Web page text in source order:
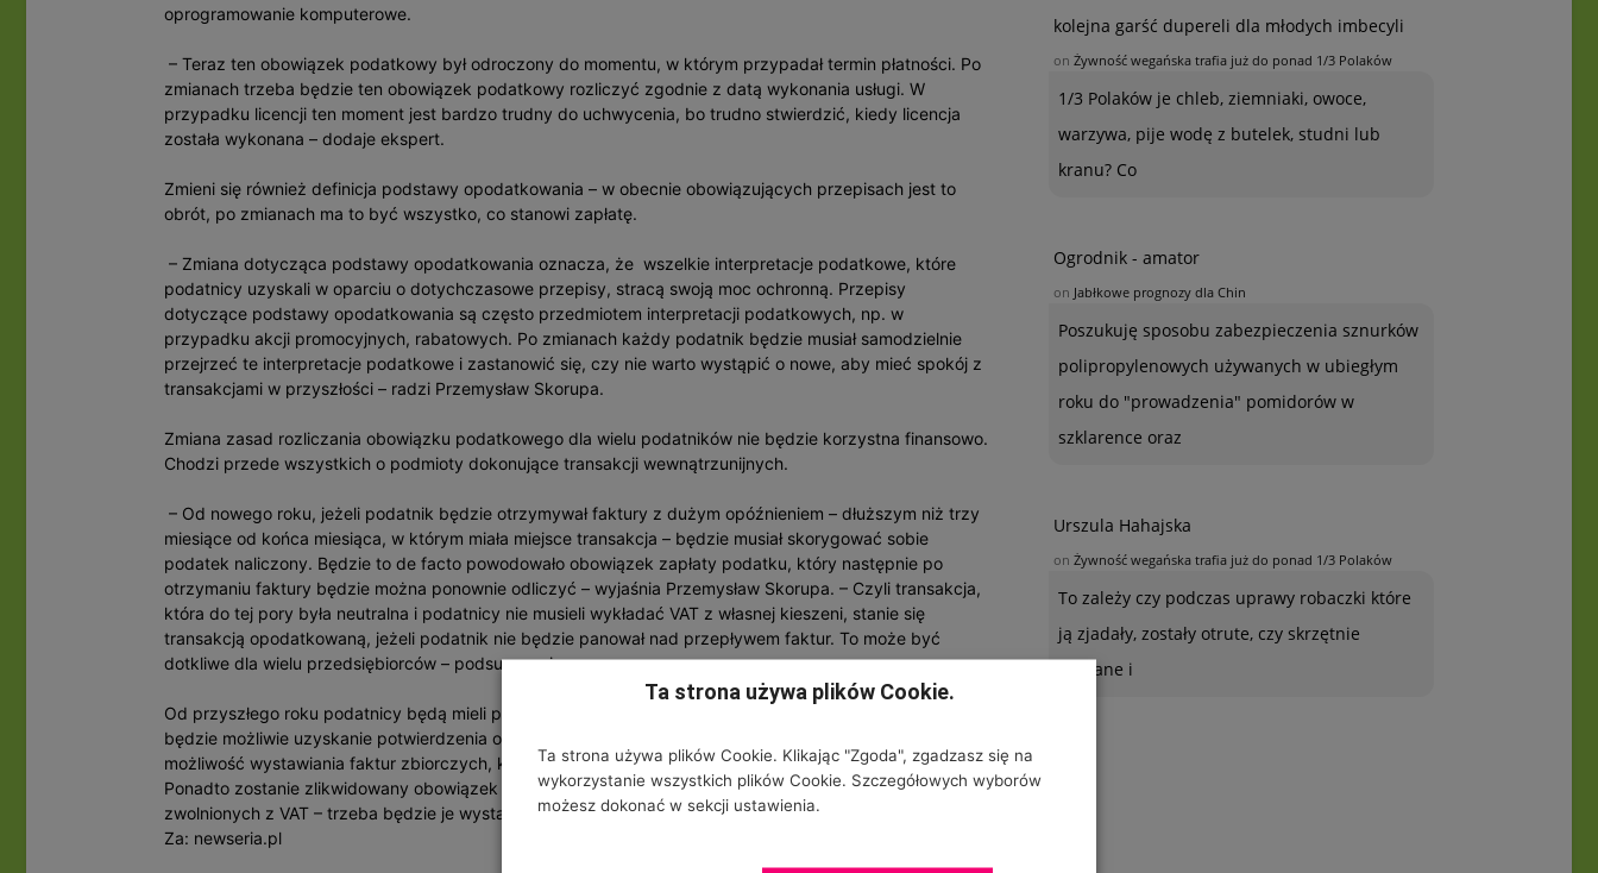
oprogramowanie komputerowe.
– Teraz ten obowiązek podatkowy był odroczony do momentu, w którym przypadał termin płatności. Po
zmianach trzeba będzie ten obowiązek podatkowy rozliczyć zgodnie z datą wykonania usługi. W
przypadku licencji ten moment jest bardzo trudny do uchwycenia, bo trudno stwierdzić, kiedy licencja
została wykonana – dodaje ekspert.
Zmieni się również definicja podstawy opodatkowania – w obecnie obowiązujących przepisach jest to
obrót, po zmianach ma to być wszystko, co stanowi zapłatę.
– Zmiana dotycząca podstawy opodatkowania oznacza, że wszelkie interpretacje podatkowe, które
podatnicy uzyskali w oparciu o dotychczasowe przepisy, stracą swoją moc ochronną. Przepisy
dotyczące podstawy opodatkowania są często przedmiotem interpretacji podatkowych, np. w
przypadku akcji promocyjnych, rabatowych. Po zmianach każdy podatnik będzie musiał samodzielnie
przejrzeć te interpretacje podatkowe i zastanowić się, czy nie warto wystąpić o nowe, aby mieć spokój z
transakcjami w przyszłości – radzi Przemysław Skorupa.
Zmiana zasad rozliczania obowiązku podatkowego dla wielu podatników nie będzie korzystna finansowo.
Chodzi przede wszystkich o podmioty dokonujące transakcji wewnątrzunijnych.
– Od nowego roku, jeżeli podatnik będzie otrzymywał faktury z dużym opóźnieniem – dłuższym niż trzy
miesiące od końca miesiąca, w którym miała miejsce transakcja – będzie musiał skorygować sobie
podatek naliczony. Będzie to de facto powodowało obowiązek zapłaty podatku, który następnie po
otrzymaniu faktury będzie można ponownie odliczyć – wyjaśnia Przemysław Skorupa. – Czyli transakcja,
która do tej pory była neutralna i podatnicy nie musieli wykładać VAT z własnej kieszeni, stanie się
transakcją opodatkowaną, jeżeli podatnik nie będzie panował nad przepływem faktur. To może być
dotkliwe dla wielu przedsiębiorców – podsumowuje.
Od przyszłego roku podatnicy będą mieli prawo skorygowania podstawy opodatkowania, jeżeli nie
będzie możliwie uzyskanie potwierdzenia odbioru faktury korygującej od nabywcy. Będzie także istniała
możliwość wystawiania faktur zbiorczych, które obejmą transakcje z całego miesiąca kalendarzowego.
Ponadto zostanie zlikwidowany obowiązek wystawiania faktur, dokumentujących sprzedaż usług
zwolnionych z VAT – trzeba będzie je wystawiać tylko na żądanie nabywcy.
Za: newseria.pl
kolejna garść dupereli dla młodych imbecyli
on Żywność wegańska trafia już do ponad 1/3 Polaków
1/3 Polaków je chleb, ziemniaki, owoce,
warzywa, pije wodę z butelek, studni lub
kranu? Co
Ogrodnik - amator
on Jabłkowe prognozy dla Chin
Poszukuję sposobu zabezpieczenia sznurków
polipropylenowych używanych w ubiegłym
roku do "prowadzenia" pomidorów w
szklarence oraz
Urszula Hahajska
on Żywność wegańska trafia już do ponad 1/3 Polaków
To zależy czy podczas uprawy robaczki które
ją zjadały, zostały otrute, czy skrzętnie
zebrane i
Ta strona używa plików Cookie.
Ta strona używa plików Cookie. Klikając "Zgoda", zgadzasz się na
wykorzystanie wszystkich plików Cookie. Szczegółowych wyborów
możesz dokonać w sekcji ustawienia.